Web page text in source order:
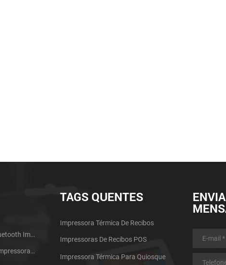
58MM Móvel Portátil Bluetooth Impressora Térmica PTP-II
58mm Micro Painel De Impressora De Recibos Térmica CSN-A1
TAGS QUENTES
Impressora Térmica De Recibos
Impressoras De Recibos POS
Impressora Térmica Para Quiosque